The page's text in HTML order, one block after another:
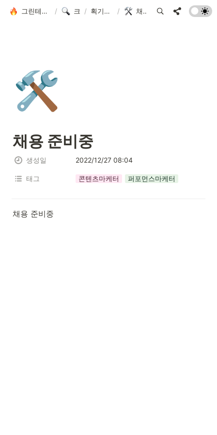
그린테스터에 오신 걸 환영합니다! / 크루 모집/ 획기적인 마케터 / 채용 준비중
🛠️
채용 준비중
생성일 2022/12/27 08:04
태그 콘텐츠마케터 퍼포먼스마케터
채용 준비중